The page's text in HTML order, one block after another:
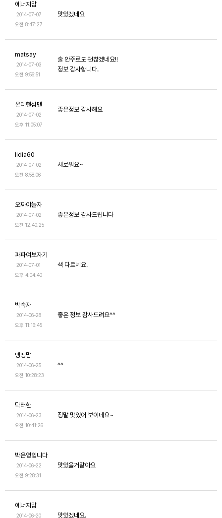
에너지맘
2014-07-07
오전 8:47:27
맛있겠네요
matsay
2014-07-03
오전 9:56:51
술 안주로도 괜찮겠네요!!
정보 감사합니다.
온리핸섬맨
2014-07-02
오후 11:05:07
좋은정보 감사해요
lidia60
2014-07-02
오전 8:58:06
새로워요~
오짜야놀자
2014-07-02
오전 12:40:25
좋은정보 감사드립니다
파파여보자기
2014-07-01
오후 4:04:40
색 다르네요.
박숙자
2014-06-28
오후 11:16:45
좋은 정보 감사드려요^^
땡땡맘
2014-06-25
오전 10:28:23
^^
닥터한
2014-06-23
오전 10:41:26
정말 맛있어 보이네요~
박은영입니다
2014-06-22
오전 9:28:31
맛있을거같아요
에너지맘
2014-06-20 맛있겠네요.